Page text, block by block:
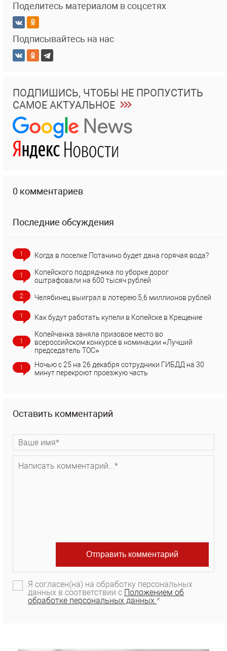
Поделитесь материалом в соцсетях
Подписывайтесь на нас
ПОДПИШИСЬ, ЧТОБЫ НЕ ПРОПУСТИТЬ
САМОЕ АКТУАЛЬНОЕ
0 комментариев
Последние обсуждения
1 Когда в поселке Потанино будет дана горячая вода?
1
Копейского подрядчика по уборке дорог
оштрафовали на 600 тысяч рублей
2 Челябинец выиграл в лотерею 5,6 миллионов рублей
1 Как будут работать купели в Копейске в Крещение
1
Копейчанка заняла призовое место во
всероссийском конкурсе в номинации «Лучший
председатель ТОС»
1
Ночью с 25 на 26 декабря сотрудники ГИБДД на 30
минут перекроют проезжую часть
Оставить комментарий
Я согласен(на) на обработку персональных
данных в соответствии с Положением об
обработке персональных данных.*